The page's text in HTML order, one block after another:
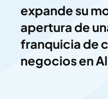
expande su
apertura de
franquicia de
negocios en